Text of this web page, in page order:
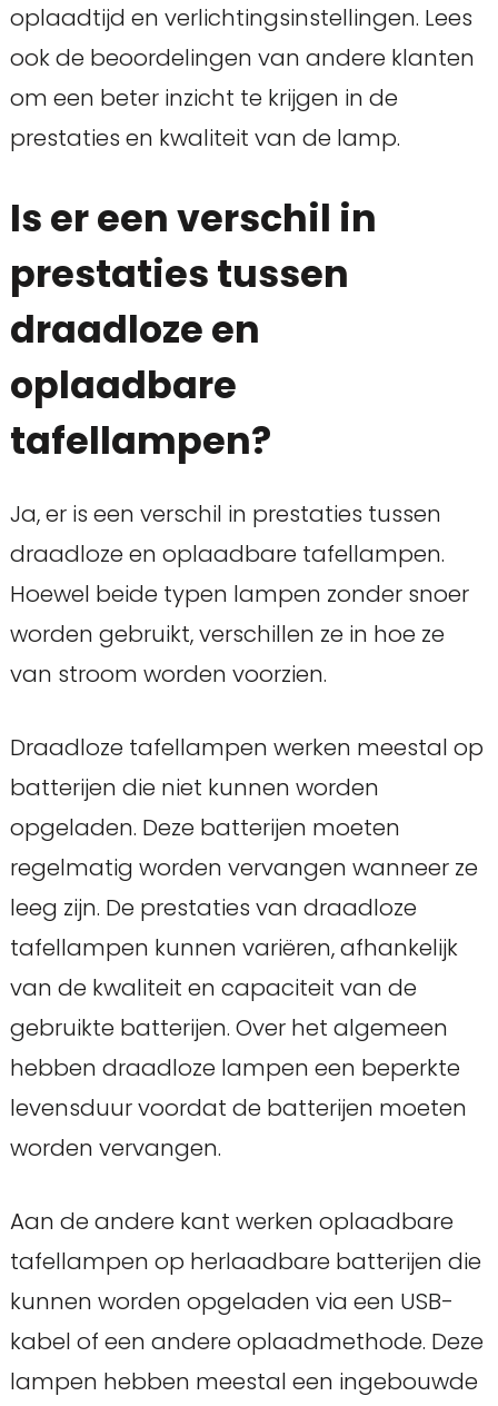
oplaadtijd en verlichtingsinstellingen. Lees
ook de beoordelingen van andere klanten
om een beter inzicht te krijgen in de
prestaties en kwaliteit van de lamp.
Is er een verschil in
prestaties tussen
draadloze en
oplaadbare
tafellampen?
Ja, er is een verschil in prestaties tussen
draadloze en oplaadbare tafellampen.
Hoewel beide typen lampen zonder snoer
worden gebruikt, verschillen ze in hoe ze
van stroom worden voorzien.
Draadloze tafellampen werken meestal op
batterijen die niet kunnen worden
opgeladen. Deze batterijen moeten
regelmatig worden vervangen wanneer ze
leeg zijn. De prestaties van draadloze
tafellampen kunnen variëren, afhankelijk
van de kwaliteit en capaciteit van de
gebruikte batterijen. Over het algemeen
hebben draadloze lampen een beperkte
levensduur voordat de batterijen moeten
worden vervangen.
Aan de andere kant werken oplaadbare
tafellampen op herlaadbare batterijen die
kunnen worden opgeladen via een USB-
kabel of een andere oplaadmethode. Deze
lampen hebben meestal een ingebouwde